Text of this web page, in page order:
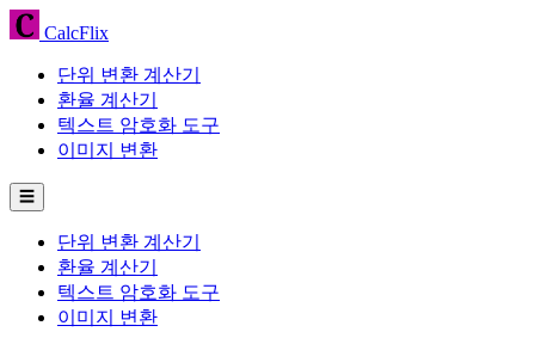
CalcFlix
단위 변환 계산기
환율 계산기
텍스트 암호화 도구
이미지 변환
☰
단위 변환 계산기
환율 계산기
텍스트 암호화 도구
이미지 변환